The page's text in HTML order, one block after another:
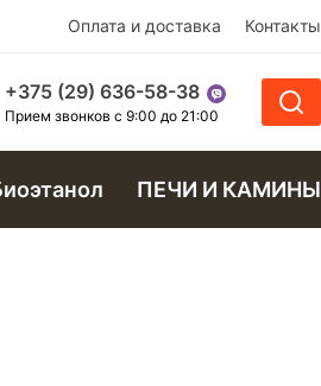
Оплата и доставка Контакты
+375 (29) 636-58-38
Прием звонков с 9:00 до 21:00
ПЕЧИ И КАМИНЫ